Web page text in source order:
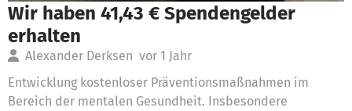
Wir haben 41,43 € Spendengelder
erhalten
Alexander Derksen vor 1 Jahr
Entwicklung kostenloser Präventionsmaßnahmen im
Bereich der mentalen Gesundheit. Insbesondere